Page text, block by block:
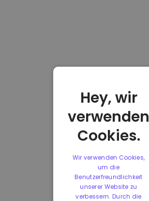
Hey, wir
verwenden
Cookies.
Wir verwenden Cookies,
um die
Benutzerfreundlichkeit
unserer Website zu
verbessern. Durch die